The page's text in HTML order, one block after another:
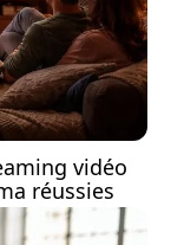
vidéo
réussies